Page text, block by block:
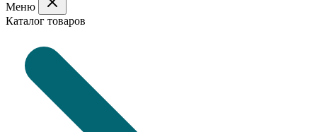
Меню
Каталог товаров